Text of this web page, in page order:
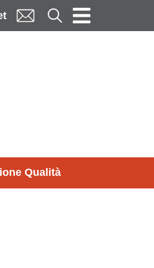
Cerca
Qualità